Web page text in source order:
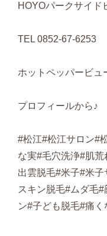
HOYOパークサイド
TEL 0852-67-6253
ホットペッパービュ
プロフィールから♪
#松江#松江サロン#
な実#毛穴洗浄#肌
出雲脱毛#米子#米
スキン脱毛#ムダ毛
ン#子ども脱毛#痛